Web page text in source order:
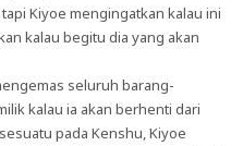
Kiyoe mengingatkan kalau ini
kalau begitu dia yang akan
seluruh barang-
kalau ia akan berhenti dari
pada Kenshu, Kiyoe